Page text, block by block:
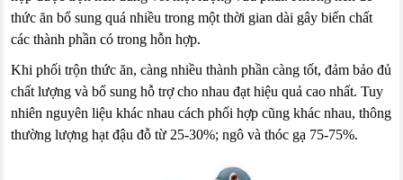
thức ăn bổ sung quá nhiều trong một thời gian dài gây biến chất
các thành phần có trong hỗn hợp.
Khi phối trộn thức ăn, càng nhiều thành phần càng tốt, đảm bảo đủ
chất lượng và bổ sung hỗ trợ cho nhau đạt hiệu quả cao nhất. Tuy
nhiên nguyên liệu khác nhau cách phối hợp cũng khác nhau, thông
thường lượng hạt đậu đỗ từ 25-30%; ngô và thóc gạ 75-75%.